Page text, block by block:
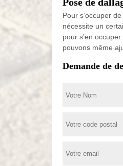
Pour s’occuper
nécessite un
pour s’en
pouvons même
Demande de